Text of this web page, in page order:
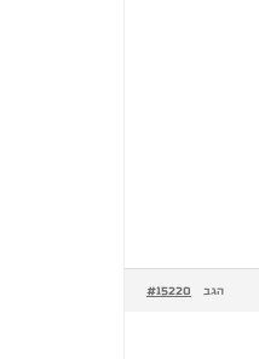
#15220 הגב